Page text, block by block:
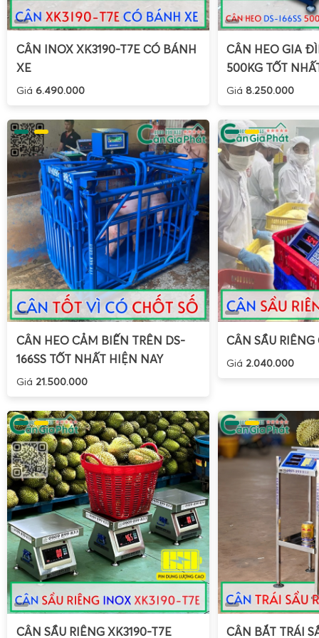
nước 1kg 2kg 3kggiúp nhà vườn kiểm soát chặt chẽ lượng
dư lượng, đồng thời tối ưu chi phí và đảm bảo chất
vào quy trình đóng gói.
Trong khâu tách múi, đóng khay, đóng hộp hoặc phân
lạnh, nhu cầu cân chính xác từng khay, từng hộp là rất
30kg chống nước cân múi sầu riêngđược Gia Phát thiết
phải, tải trọng 30kg, độ chia từ 1–5g, phù hợp cho các
máy chế biến.
Các ưu điểm chuyên dụng cho cân múi sầu riêng:
CÂN INOX XK3190-T7E CÓ BÁNH
XE
Giá 6.490.000
CÂN HEO GIA
500KG TỐT
Giá 8.250.000
CÂN HEO CẢM BIẾN TRÊN DS-
166SS TỐT NHẤT HIỆN NAY
Giá 21.500.000
CÂN SẦU
Giá 2.040.000
CÂN SẦU RIÊNG XK3190-T7E
CÂN BẮT TRÁI